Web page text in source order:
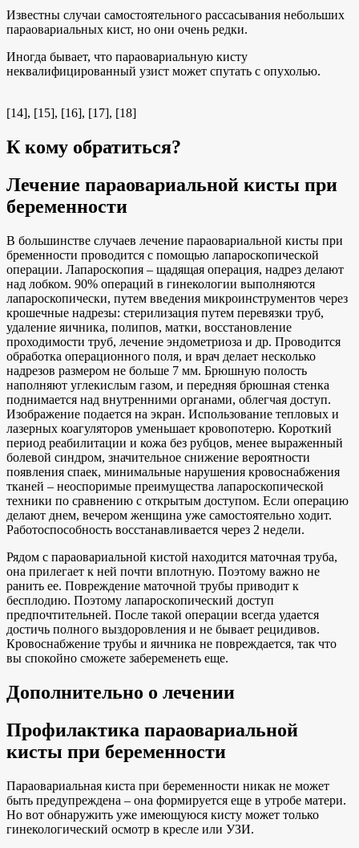
Известны случаи самостоятельного рассасывания небольших
параовариальных кист, но они очень редки.
Иногда бывает, что параовариальную кисту
неквалифицированный узист может спутать с опухолью.
[14], [15], [16], [17], [18]
К кому обратиться?
Лечение параовариальной кисты при
беременности
В большинстве случаев лечение параовариальной кисты при
бременности проводится с помощью лапароскопической
операции. Лапароскопия – щадящая операция, надрез делают
над лобком. 90% операций в гинекологии выполняются
лапароскопически, путем введения микроинструментов через
крошечные надрезы: стерилизация путем перевязки труб,
удаление яичника, полипов, матки, восстановление
проходимости труб, лечение эндометриоза и др. Проводится
обработка операционного поля, и врач делает несколько
надрезов размером не больше 7 мм. Брюшную полость
наполняют углекислым газом, и передняя брюшная стенка
поднимается над внутренними органами, облегчая доступ.
Изображение подается на экран. Использование тепловых и
лазерных коагуляторов уменьшает кровопотерю. Короткий
период реабилитации и кожа без рубцов, менее выраженный
болевой синдром, значительное снижение вероятности
появления спаек, минимальные нарушения кровоснабжения
тканей – неоспоримые преимущества лапароскопической
техники по сравнению с открытым доступом. Если операцию
делают днем, вечером женщина уже самостоятельно ходит.
Работоспособность восстанавливается через 2 недели.
Рядом с параовариальной кистой находится маточная труба,
она прилегает к ней почти вплотную. Поэтому важно не
ранить ее. Повреждение маточной трубы приводит к
бесплодию. Поэтому лапароскопический доступ
предпочтительней. После такой операции всегда удается
достичь полного выздоровления и не бывает рецидивов.
Кровоснабжение трубы и яичника не повреждается, так что
вы спокойно сможете забеременеть еще.
Дополнительно о лечении
Профилактика параовариальной
кисты при беременности
Параовариальная киста при беременности никак не может
быть предупреждена – она формируется еще в утробе матери.
Но вот обнаружить уже имеющуюся кисту может только
гинекологический осмотр в кресле или УЗИ.